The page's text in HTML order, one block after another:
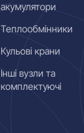
акумулятори
Теплообмінники
Кульові крани
Інші вузли та
комплектуючі